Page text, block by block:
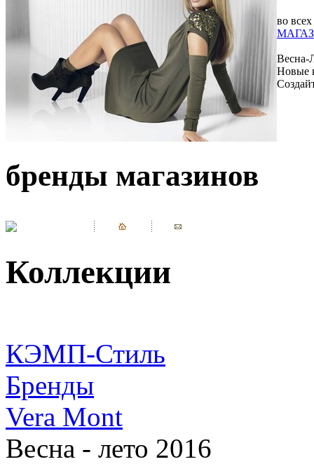
во всех
Весна-
Новые
бренды магазинов
Коллекции
КЭМП-Стиль
Бренды
Vera Mont
Весна - лето 2016